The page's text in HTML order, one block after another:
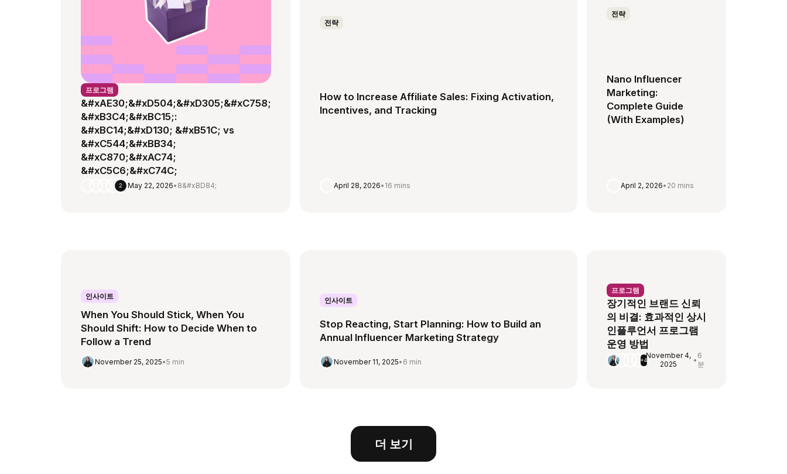
프로그램
&#xAE30;&#xD504;&#xD305;&#xC758;
&#xB3C4;&#xBC15;:
&#xBC14;&#xD130; &#xB51C; vs
&#xC544;&#xBB34;
&#xC870;&#xAC74;
&#xC5C6;&#xC74C;
2 May 22, 2026• 8&#xBD84;
전략
How to Increase Affiliate Sales: Fixing Activation,
Incentives, and Tracking
April 28, 2026• 16 mins
전략
Nano Influencer
Marketing:
Complete Guide
(With Examples)
April 2, 2026• 20 mins
인사이트
When You Should Stick, When You
Should Shift: How to Decide When to
Follow a Trend
November 25, 2025•5 min
인사이트
Stop Reacting, Start Planning: How to Build an
Annual Influencer Marketing Strategy
November 11, 2025• 6 min
프로그램
장기적인 브랜드 신뢰
의 비결: 효과적인 상시
인플루언서 프로그램
운영 방법
+4
November 4,
2025
• 6
분
더 보기